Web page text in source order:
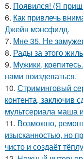
5. Появился! (Я
6. Как привлечь
Джейн мэнсфилд.
7. Мне 35. Не
8. Рады за этого
9. Мужики,
нами поиздеваться.
10. Стриминговый
контента, заключив
мультсериала маша
11. Возможно,
изысканностью, но
чисто и создаёт